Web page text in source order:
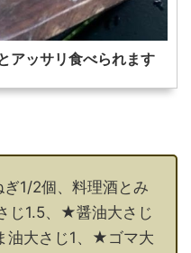
アッサリ食べられます
1/2個、料理酒とみ
じ1.5、★醤油大さじ
大さじ1、★ゴマ大